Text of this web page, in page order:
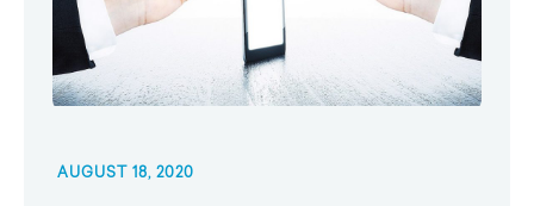
AUGUST 18, 2020